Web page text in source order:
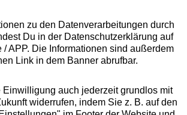
zu den Datenverarbeitungen durch
Du in der Datenschutzerklärung auf
/ APP. Die Informationen sind außerdem
Link in dem Banner abrufbar.
Einwilligung auch jederzeit grundlos mit
widerrufen, indem Sie z. B. auf den